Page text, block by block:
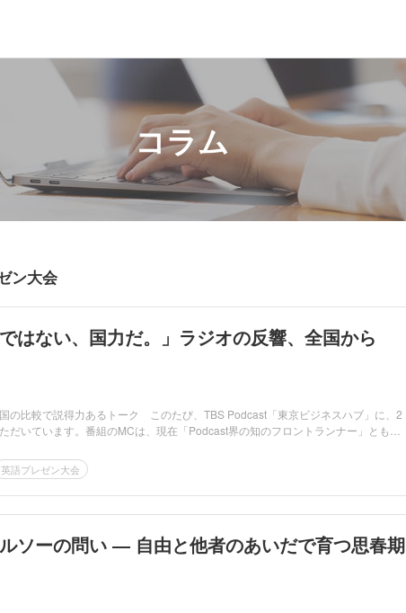
コラム
ン大会
ではない、国力だ。」ラジオの反響、全国から
の比較で説得力あるトーク このたび、TBS Podcast「東京ビジネスハブ」に、2
だいています。番組のMCは、現在「Podcast界の知のフロントランナー」とも称
英語プレゼン大会
ソーの問い ― 自由と他者のあいだで育つ思春期